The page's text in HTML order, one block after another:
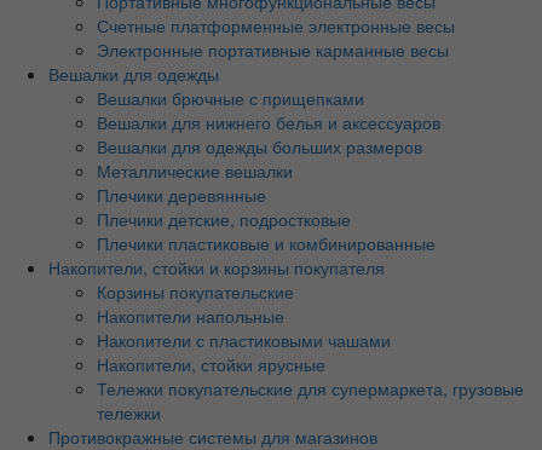
Счетные платформенные электронные весы
Электронные портативные карманные весы
Вешалки для одежды
Вешалки брючные с прищепками
Вешалки для нижнего белья и аксессуаров
Вешалки для одежды больших размеров
Металлические вешалки
Плечики деревянные
Плечики детские, подростковые
Плечики пластиковые и комбинированные
Накопители, стойки и корзины покупателя
Корзины покупательские
Накопители напольные
Накопители с пластиковыми чашами
Накопители, стойки ярусные
Тележки покупательские для супермаркета, грузовые
тележки
Противокражные системы для магазинов